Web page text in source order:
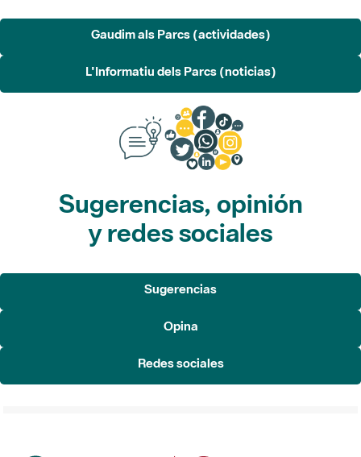
Gaudim als Parcs (actividades)
L'Informatiu dels Parcs (noticias)
Sugerencias, opinión
y redes sociales
Sugerencias
Opina
Redes sociales